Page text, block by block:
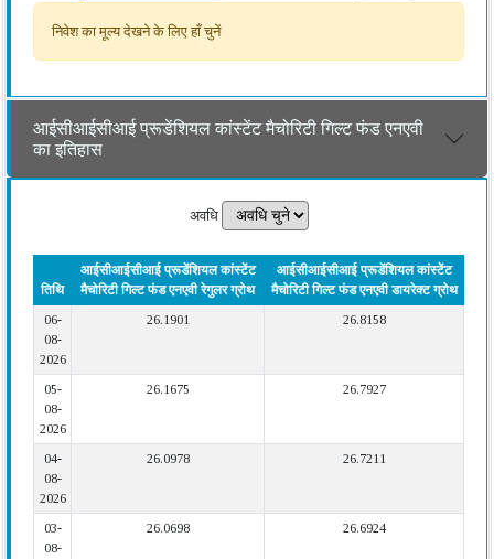
निवेश का मूल्य देखने के लिए हाँ चुनें
आईसीआईसीआई प्रूडेंशियल कांस्टेंट मैचोरिटी गिल्ट फंड एनएवी
का इतिहास
अवधि
तिथि
आईसीआईसीआई प्रूडेंशियल कांस्टेंट
मैचोरिटी गिल्ट फंड एनएवी रेगुलर ग्रोथ
आईसीआईसीआई प्रूडेंशियल कांस्टेंट
मैचोरिटी गिल्ट फंड एनएवी डायरेक्ट ग्रोथ
06-
08-
2026
26.1901 26.8158
05-
08-
2026
26.1675 26.7927
04-
08-
2026
26.0978 26.7211
03-
08-
26.0698 26.6924